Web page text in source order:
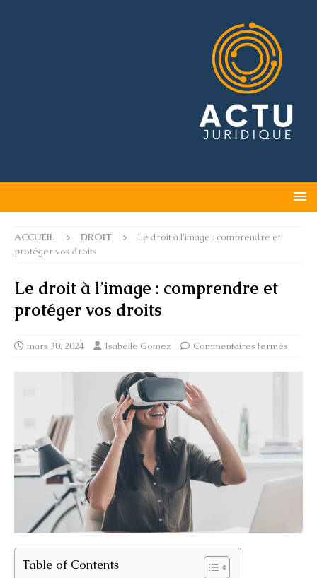
ACCUEIL DROIT
Le droit à l’image : comprendre et
protéger vos droits
Le droit à l’image : comprendre et
protéger vos droits
mars 30, 2024 Isabelle Gomez Commentaires fermés
Table of Contents